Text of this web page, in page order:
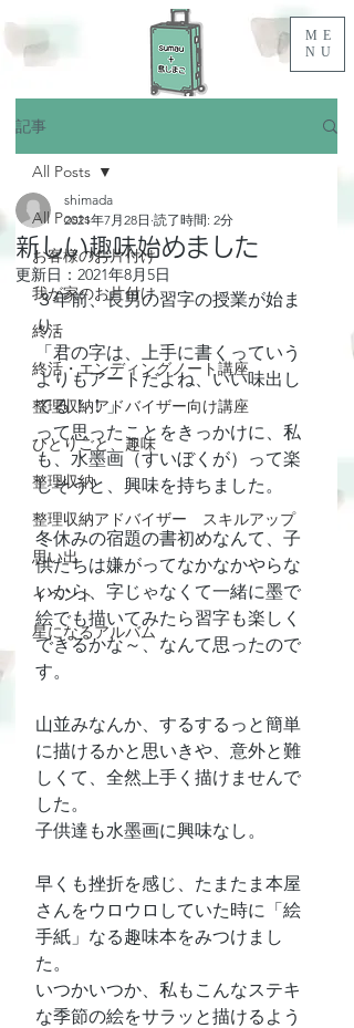
ME
NU
記事
All Posts
お客様のお片付け
我が家のお片付け
終活
終活・エンディングノート講座
整理収納アドバイザー向け講座
ひとりごと、趣味
整理収納
整理収納アドバイザー スキルアップ
思い出
イベント
星になるアルバム
All Posts
新しい趣味始めました
shimada
2021年7月28日 読了時間: 2分
更新日： 2021年8月5日
３年前、長男の習字の授業が始ま
り、
「君の字は、上手に書くっていう
よりもアートだよね、いい味出し
てる！！」
って思ったことをきっかけに、私
も、水墨画（すいぼくが）って楽
しそうと、興味を持ちました。
冬休みの宿題の書初めなんて、子
供たちは嫌がってなかなかやらな
いから、字じゃなくて一緒に墨で
絵でも描いてみたら習字も楽しく
できるかな～、なんて思ったので
す。
山並みなんか、するするっと簡単
に描けるかと思いきや、意外と難
しくて、全然上手く描けませんで
した。
子供達も水墨画に興味なし。
早くも挫折を感じ、たまたま本屋
さんをウロウロしていた時に「絵
手紙」なる趣味本をみつけまし
た。
いつかいつか、私もこんなステキ
な季節の絵をサラッと描けるよう